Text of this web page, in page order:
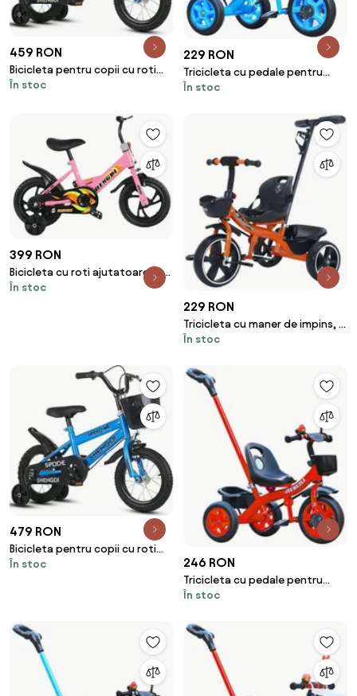
459 RON
Bicicleta pentru copii cu roti
ajutatoare si frane, 14 inch,
În stoc
229 RON
Tricicleta cu pedale pentru
copii 2-5 ani, 2 cosuri
În stoc
399 RON
Bicicleta cu roti ajutatoare, 2 -
6 ani, 12", Roz, Frane, Sezut
În stoc
229 RON
Tricicleta cu maner de impins, 2
- 6 ani, Portocaliu, Maner
În stoc
479 RON
Bicicleta pentru copii cu roti
ajutatoare si frane, 16 inch,
În stoc 246 RON
Tricicleta cu pedale pentru
copii 2-5 ani, Maner parental,
În stoc